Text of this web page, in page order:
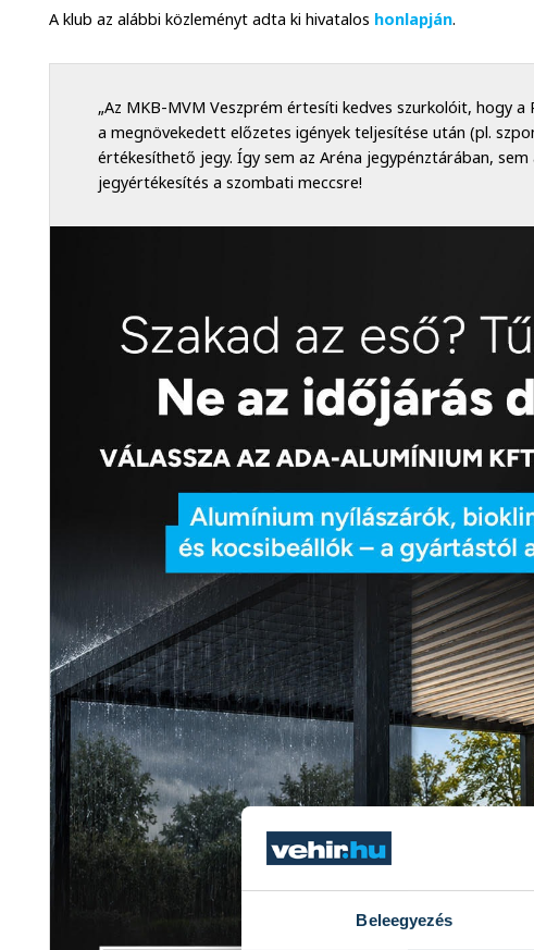
Beleegyezés
A klub az alábbi közleményt adta ki hivatalos honlapján.
„Az MKB-MVM Veszprém értesíti kedves szurkolóit, hogy a
a megnövekedett előzetes igények teljesítése után (pl.
értékesíthető jegy. Így sem az Aréna jegypénztárában, sem
jegyértékesítés a szombati meccsre!